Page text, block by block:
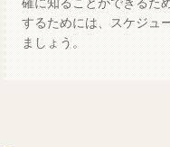
確に知ることができるた
するためには、スケジュ
ましょう。